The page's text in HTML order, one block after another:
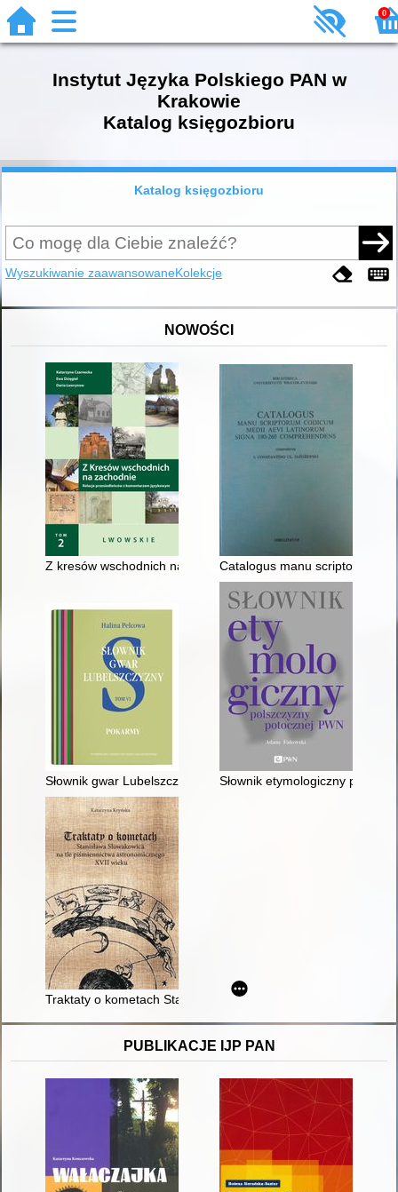
0
Instytut Języka Polskiego PAN w
Krakowie
Katalog księgozbioru
Katalog księgozbioru
Wyszukiwanie zaawansowaneKolekcje
NOWOŚCI
Z kresów wschodnich na zachodnie : relacje przesiedleńców
Catalogus manu scriptorum
Słownik gwar Lubelszczyzny. T. 6,Słownik etymologiczny
Traktaty o kometach Stanisława Słowakowica na tle
PUBLIKACJE IJP PAN